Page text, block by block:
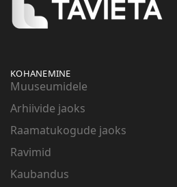
KOHANEMINE
Muuseumidele
Arhiivide jaoks
Raamatukogude jaoks
Ravimid
Kaubandus